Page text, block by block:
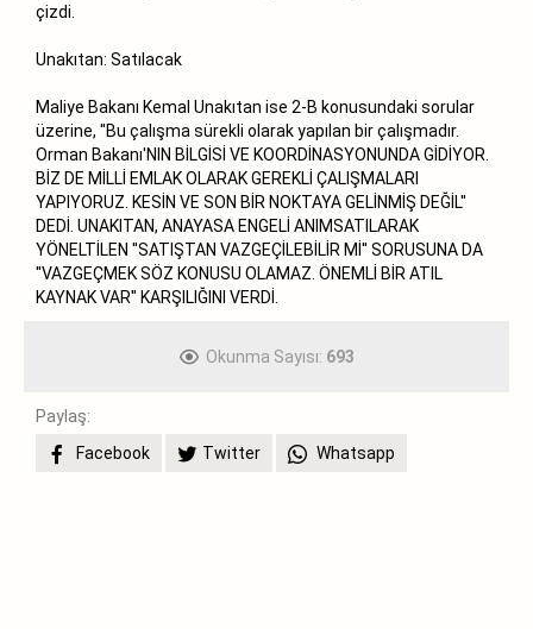
çizdi.
Unakıtan: Satılacak
Maliye Bakanı Kemal Unakıtan ise 2-B konusundaki sorular
üzerine, ''Bu çalışma sürekli olarak yapılan bir çalışmadır.
Orman Bakanı'NIN BİLGİSİ VE KOORDİNASYONUNDA GİDİYOR.
BİZ DE MİLLİ EMLAK OLARAK GEREKLİ ÇALIŞMALARI
YAPIYORUZ. KESİN VE SON BİR NOKTAYA GELİNMİŞ DEĞİL''
DEDİ. UNAKITAN, ANAYASA ENGELİ ANIMSATILARAK
YÖNELTİLEN ''SATIŞTAN VAZGEÇİLEBİLİR Mİ'' SORUSUNA DA
''VAZGEÇMEK SÖZ KONUSU OLAMAZ. ÖNEMLİ BİR ATIL
KAYNAK VAR'' KARŞILIĞINI VERDİ.
Okunma Sayısı: 693
Paylaş:
Facebook
Twitter Whatsapp